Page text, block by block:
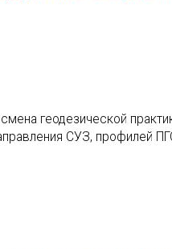
геодезической
СУЗ, профилей